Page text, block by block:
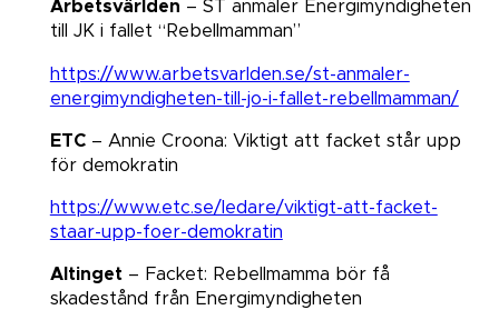
Arbetsvärlden – ST anmäler Energimyndigheten
till JK i fallet “Rebellmamman”​​​​​​​
https://www.arbetsvarlden.se/st-anmaler-
energimyndigheten-till-jo-i-fallet-rebellmamman/
ETC– Annie Croona: Viktigt att facket står upp
för demokratin​​​​​​​
https://www.etc.se/ledare/viktigt-att-facket-
staar-upp-foer-demokratin
Altinget– Facket: Rebellmamma bör få
skadestånd från Energimyndigheten​​​​​​​